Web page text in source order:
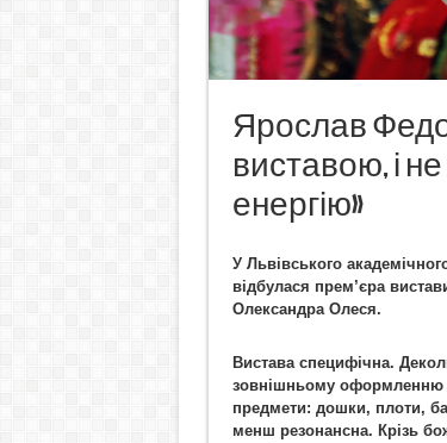
Ярослав
виставою, і
енергію»
У Львівського
відбулася прем’єра
Олександра Олеся.
Вистава специфічна.
зовнішньому оформленню
предмети: дошки, плоти,
менш резонансна. Крізь